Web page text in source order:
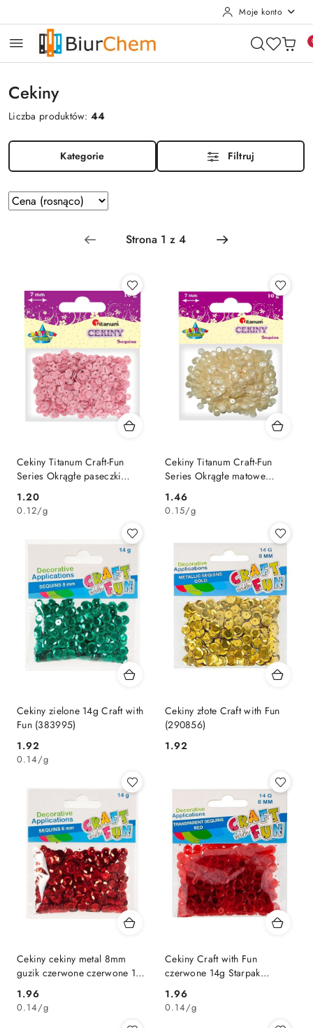
Moje konto
Cekiny
Liczba produktów:44
Kategorie Filtruj
Zastosowano
sortowanie:
Sortuj
według
Cekiny Titanum Craft-Fun
Series Okrągłe paseczki
różowo-białe
Cena:
1.20
0.12/g
Cekiny Titanum Craft-Fun
Series Okrągłe matowe
perłowe
Cena:
1.46
0.15/g
Cekiny zielone 14g Craft with
Fun (383995)
Cena:
1.92
0.14/g
Cekiny złote Craft with Fun
(290856)
Cena:
1.92
Cekiny cekiny metal 8mm
guzik czerwone czerwone 14g
Mega Creative (384020)
Cena:
1.96
0.14/g
Cekiny Craft with Fun
czerwone 14g Starpak
(439331)
Cena:
1.96
0.14/g